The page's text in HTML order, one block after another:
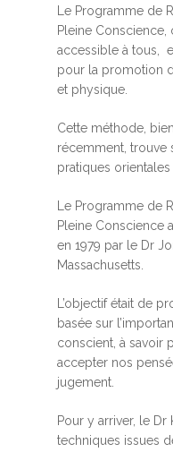
Le Programme de
Pleine Conscience,
accessible à tous,
pour la promotion
et physique.
Cette méthode,
récemment, trouve
pratiques orientales
Le Programme de
Pleine Conscience
en 1979 par le Dr
Massachusetts.
L’objectif était de
basée sur
conscient, à savoir
accepter nos
jugement.
Pour y arriver, le
techniques issues